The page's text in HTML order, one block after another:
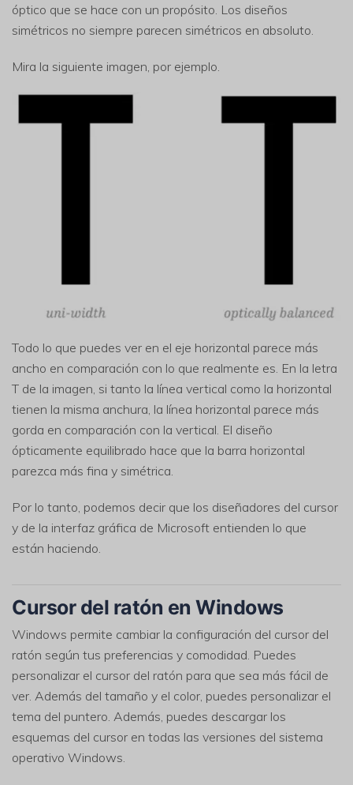
Reparador de Fotos con IA
Arregla fotos dañadas, mejora su nitidez y revive tus
recuerdos más valiosos con el poder de la IA.
Continuar Prueba Online
óptico que se hace con un propósito. Los diseños
simétricos no siempre parecen simétricos en absoluto.
Mira la siguiente imagen, por ejemplo.
Todo lo que puedes ver en el eje horizontal parece más
ancho en comparación con lo que realmente es. En la letra
T de la imagen, si tanto la línea vertical como la horizontal
tienen la misma anchura, la línea horizontal parece más
gorda en comparación con la vertical. El diseño
ópticamente equilibrado hace que la barra horizontal
parezca más fina y simétrica.
Por lo tanto, podemos decir que los diseñadores del cursor
y de la interfaz gráfica de Microsoft entienden lo que
están haciendo.
Cursor del ratón en Windows
Windows permite cambiar la configuración del cursor del
ratón según tus preferencias y comodidad. Puedes
personalizar el cursor del ratón para que sea más fácil de
ver. Además del tamaño y el color, puedes personalizar el
tema del puntero. Además, puedes descargar los
esquemas del cursor en todas las versiones del sistema
operativo Windows.